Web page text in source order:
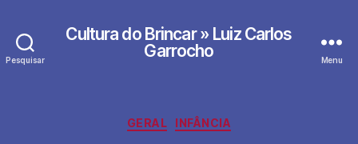
Pesquisar
Cultura do Brincar » Luiz Carlos
Garrocho
Menu
Categorias
GERAL INFÂNCIA